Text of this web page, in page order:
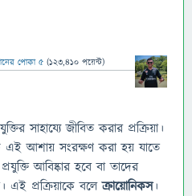
পোকা ৫ (123,410 পয়েন্ট)
সাহায্যে জীবিত করার প্রক্রিয়া।
এই আশায় সংরক্ষণ করা হয় যাতে
আবিষ্কার হবে বা তাদের
এই প্রক্রিয়াকে বলেক্রায়োনিকস।